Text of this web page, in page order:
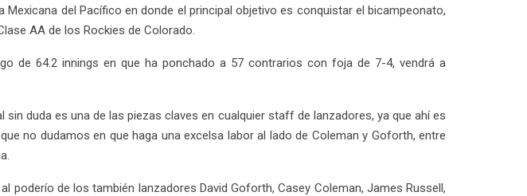
del Pacífico en donde el principal objetivo es conquistar el bicampeonato,
AA de los Rockies de Colorado.
de 64.2 innings en que ha ponchado a 57 contrarios con foja de 7-4, vendrá a
duda es una de las piezas claves en cualquier staff de lanzadores, ya que ahí es
no dudamos en que haga una excelsa labor al lado de Coleman y Goforth, entre
de los también lanzadores David Goforth, Casey Coleman, James Russell,